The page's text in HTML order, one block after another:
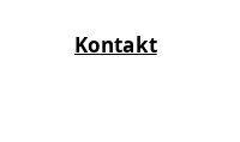
Kontakt